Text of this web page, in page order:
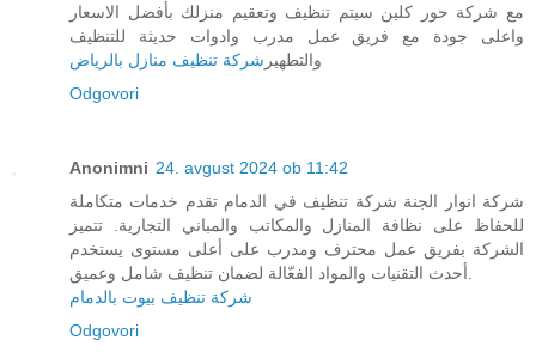
مع شركة حور كلين سيتم تنظيف وتعقيم منزلك بأفضل الاسعار
واعلى جودة مع فريق عمل مدرب وادوات حديثة للتنظيف
والتطهير شركة تنظيف منازل بالرياض
Odgovori
Anonimni 24. avgust 2024 ob 11:42
شركة انوار الجنة شركة تنظيف في الدمام تقدم خدمات متكاملة
للحفاظ على نظافة المنازل والمكاتب والمباني التجارية. تتميز
الشركة بفريق عمل محترف ومدرب على أعلى مستوى يستخدم
شركة تنظيف بيوت بالدمام
Odgovori